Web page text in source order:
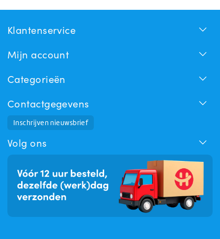
Klantenservice
Mijn account
Categorieën
Contactgegevens
Inschrijven nieuwsbrief
Volg ons